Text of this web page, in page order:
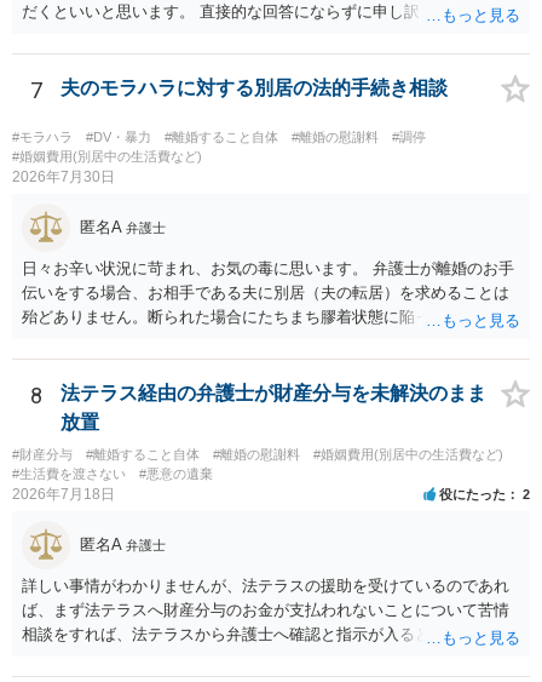
だくといいと思います。 直接的な回答にならずに申し訳ございません
7 夫のモラハラに対する別居の法的手続き相談
#モラハラ #DV・暴力 #離婚すること自体 #離婚の慰謝料
#調停
#婚姻費用(別居中の生活費など)
2026年7月30日
匿名A 弁護士
日々お辛い状況に苛まれ、お気の毒に思います。 弁護士が離婚のお手
伝いをする場合、お相手である夫に別居（夫の転居）を求めることは
殆どありません。断られた場合にたちまち膠着状態に陥ってしまうの
高いためです。 実務的には、ご相談者さまが転居する形で離婚協議等
を進める選択を採らざるを得ないことが圧倒的多数です。
8
法テラス経由の弁護士が財産分与を未解決のまま
放置
#財産分与 #離婚すること自体 #離婚の慰謝料
#婚姻費用(別居中の生活費など)
#生活費を渡さない
#悪意の遺棄
2026年7月18日 役にたった 2
匿名A 弁護士
詳しい事情がわかりませんが、法テラスの援助を受けているのであれ
ば、まず法テラスへ財産分与のお金が支払われないことについて苦情
相談をすれば、法テラスから弁護士へ確認と指示が入ると思います。